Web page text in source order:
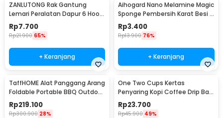
ZANLUTONG Rak Gantung
Lemari Peralatan Dapur 6 Hook
Besi - 2137
Rp7.700
Rp21.900 65%
+ Keranjang
Aihogard Nano Melamine Magic
Sponge Pembersih Karat Besi -
CW62
Rp3.400
Rp13.900 76%
+ Keranjang
TaffHOME Alat Panggang Arang
Foldable Portable BBQ Outdoor
Grill Stove - HWSK77
Rp219.100
Rp300.900 28%
One Two Cups Kertas
Penyaring Kopi Coffee Drip Bag
Paper Filter 50PCS - T111
Rp23.700
Rp45.900 49%